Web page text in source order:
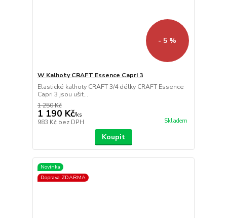
- 5 %
W Kalhoty CRAFT Essence Capri 3
Elastické kalhoty CRAFT 3/4 délky CRAFT Essence
Capri 3 jsou ušit...
1 250 Kč
1 190 Kč/ks
983 Kč bez DPH Skladem
Koupit
Novinka
Doprava ZDARMA